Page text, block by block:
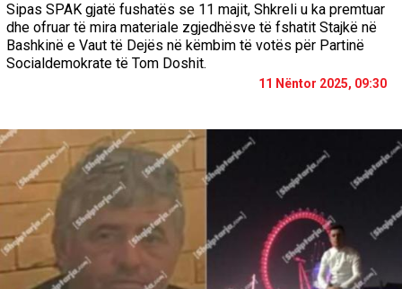
Sipas SPAK gjatë fushatës se 11 majit, Shkreli u ka premtuar
dhe ofruar të mira materiale zgjedhësve të fshatit Stajkë në
Bashkinë e Vaut të Dejës në këmbim të votës për Partinë
Socialdemokrate të Tom Doshit.
11 Nëntor 2025, 09:30